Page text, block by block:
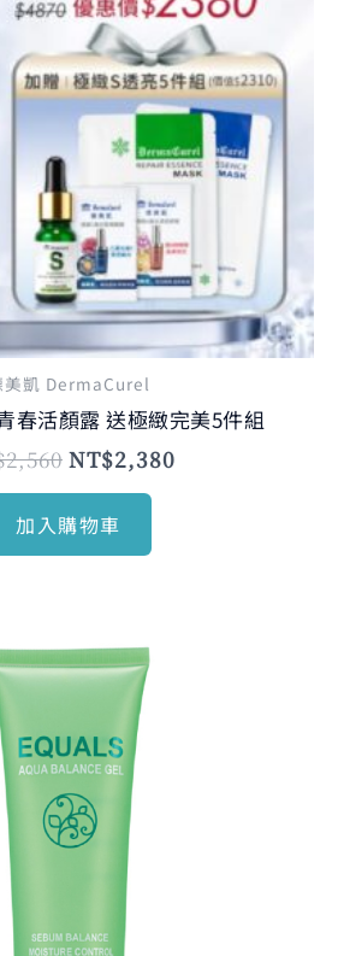
美凱 DermaCurel
春活顏露 送極緻完美5件組
2,560 NT$2,380
加入購物車
原
始
格：
NT$1,115。